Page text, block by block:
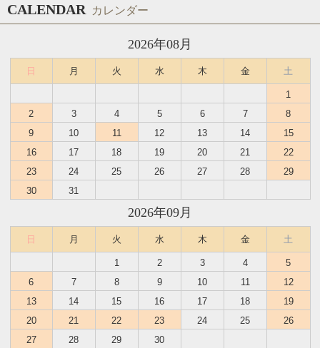
CALENDAR カレンダー
2026年08月
日 月 火 水 木 金 土
1
2
3 4 5 6 7
8
9
10 11 12 13 14
15
16
17 18 19 20 21
22
23
24 25 26 27 28
29
30
31
2026年09月
日 月 火 水 木 金 土
1 2 3 4
5
6
7 8 9 10 11
12
13
14 15 16 17 18
19
20
21 22 23 24 25
26
27
28 29 30